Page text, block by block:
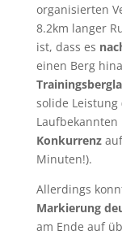
organisierten
8.2km langer
ist, dass es
einen Berg
solide
Laufbekannten
Konkurrenz
Minuten!).
Allerdings
Markierung
am Ende auf